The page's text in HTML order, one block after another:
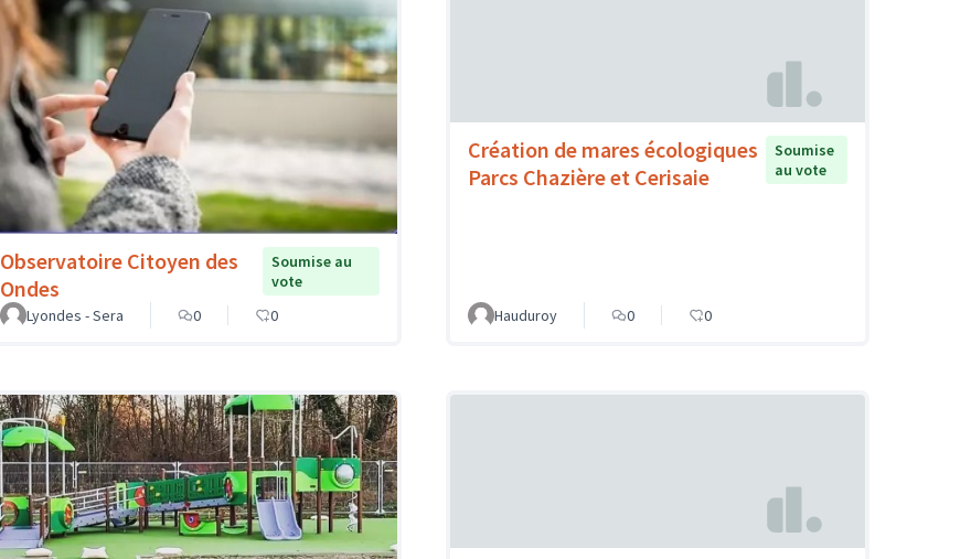
Observatoire Citoyen des
Ondes
Soumise au
vote
Lyondes - Sera
0 0
Création de mares écologiques
Parcs Chazière et Cerisaie
Soumise
au vote
Hauduroy 0 0